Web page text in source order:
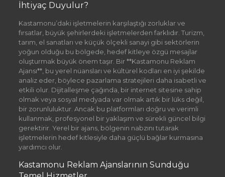
İhtiyaç Duyulur?
Kastamonu’daki işletmelerin karşılaştığı zorluklar ve
fırsatlar, büyük şehirlerdeki işletmelerden farklıdır. Turizm,
tarım, el sanatları ve küçük ölçekli sanayi gibi sektörlerin
yoğun olduğu bu bölgede, hedef kitleye özgü mesajlar
oluşturmak büyük önem taşır. Bir **Kastamonu Reklam
Ajansı**, bu yerel nüansları ve kültürel kodları en iyi şekilde
analiz eder, böylece pazarlama stratejileri daha isabetli ve
etkili olur. Dijitalleşme çağında, bir internet sitesine sahip
olmak veya sosyal medyada var olmak artık bir lüks değil,
bir zorunluluktur. Ancak bu platformları doğru ve verimli
kullanmak, profesyonel bir yaklaşım ve sürekli güncel bilgi
gerektirir. Yerel bir ajans, bölgenin nabzını tutarak
işletmelerin hedef kitlesiyle daha güçlü bağlar kurmasına
yardımcı olur.
Kastamonu Reklam Ajanslarının Sunduğu